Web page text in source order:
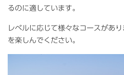
るのに適しています。
レベルに応じて様々なコースがあ
を楽しんでください。